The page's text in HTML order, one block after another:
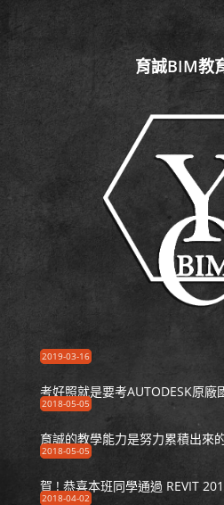
育誠BIM教
2019-03-16
考好照就是要考AUTODESK原廠
2018-05-05
育誠的教學能力是努力累積出來
2018-05-05
賀 ! 恭喜本班同學通過 REVIT
2018-04-02